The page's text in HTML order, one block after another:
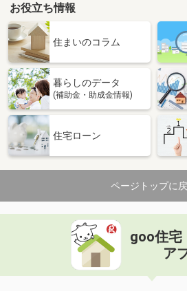
お役立ち情報
住まいのコラム
暮らしのデータ
(補助金・助成金情報)
住宅ローン
ページトップに
goo住宅
ア